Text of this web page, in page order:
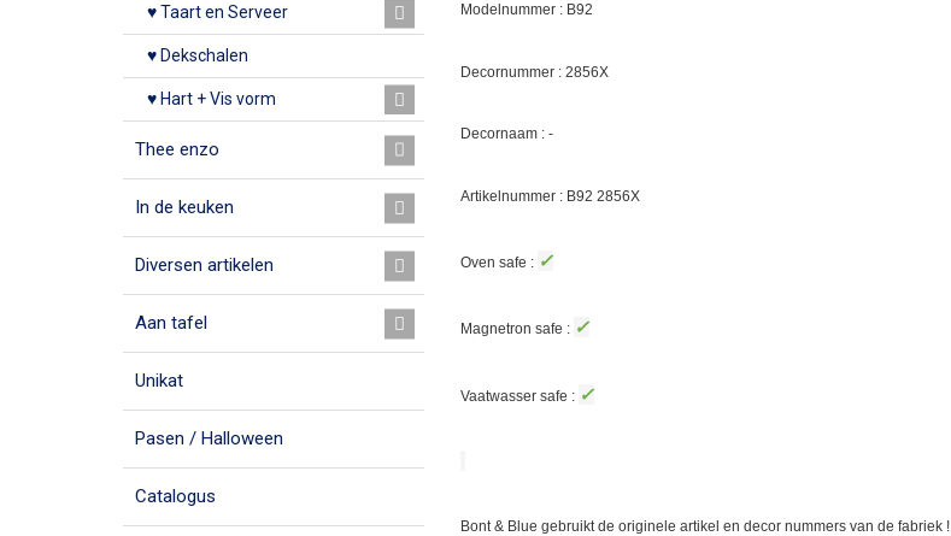
♥ Taart en Serveer
♥ Dekschalen
♥ Hart + Vis vorm
Thee enzo
In de keuken
Diversen artikelen
Aan tafel
Unikat
Pasen / Halloween
Catalogus
Modelnummer : B92
Decornummer : 2856X
Decornaam : -
Artikelnummer : B92 2856X
Oven safe : ✓
Magnetron safe : ✓
Vaatwasser safe : ✓
Bont & Blue gebruikt de originele artikel en decor nummers van de fabriek !